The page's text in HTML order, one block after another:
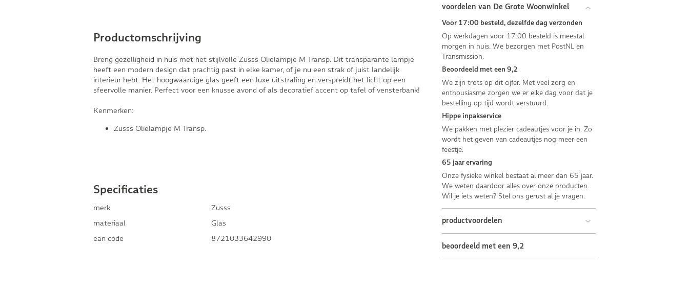
Productomschrijving
Breng gezelligheid in huis met het stijlvolle Zusss Olielampje M Transp. Dit transparante lampje
heeft een modern design dat prachtig past in elke kamer, of je nu een strak of juist landelijk
interieur hebt. Het hoogwaardige glas geeft een luxe uitstraling en verspreidt het licht op een
sfeervolle manier. Perfect voor een knusse avond of als decoratief accent op tafel of vensterbank!
Kenmerken:
Zusss Olielampje M Transp.
Specificaties
merk
Zusss
materiaal
Glas
ean code
8721033642990
voordelen van De Grote Woonwinkel
Voor 17:00 besteld, dezelfde dag verzonden
Op werkdagen voor 17:00 besteld is meestal
morgen in huis. We bezorgen met PostNL en
Transmission.
Beoordeeld met een 9,2
We zijn trots op dit cijfer. Met veel zorg en
enthousiasme zorgen we er elke dag voor dat je
bestelling op tijd wordt verstuurd.
Hippe inpakservice
We pakken met plezier cadeautjes voor je in. Zo
wordt het geven van cadeautjes nog meer een
feestje.
65 jaar ervaring
Onze fysieke winkel bestaat al meer dan 65 jaar.
We weten daardoor alles over onze producten.
Wil je iets weten? Stel ons gerust al je vragen.
productvoordelen
beoordeeld met een 9,2